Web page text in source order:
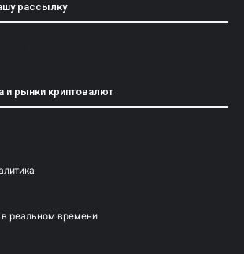
рассылку
и рынки криптовалют
реальном времени